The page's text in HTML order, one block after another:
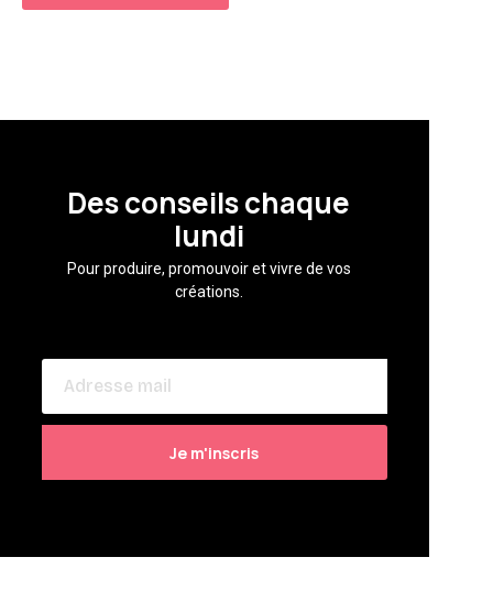
Des conseils chaque
lundi
Pour produire, promouvoir et vivre de vos
créations.